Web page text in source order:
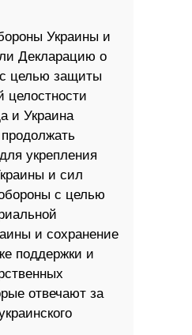
Украины и
Декларацию о
целью защиты
целостности
и Украина
укрепления
и сил
с целью
и сохранение
поддержки и
отвечают за